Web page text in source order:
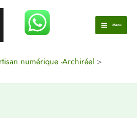
Menu
numérique -Archiréel